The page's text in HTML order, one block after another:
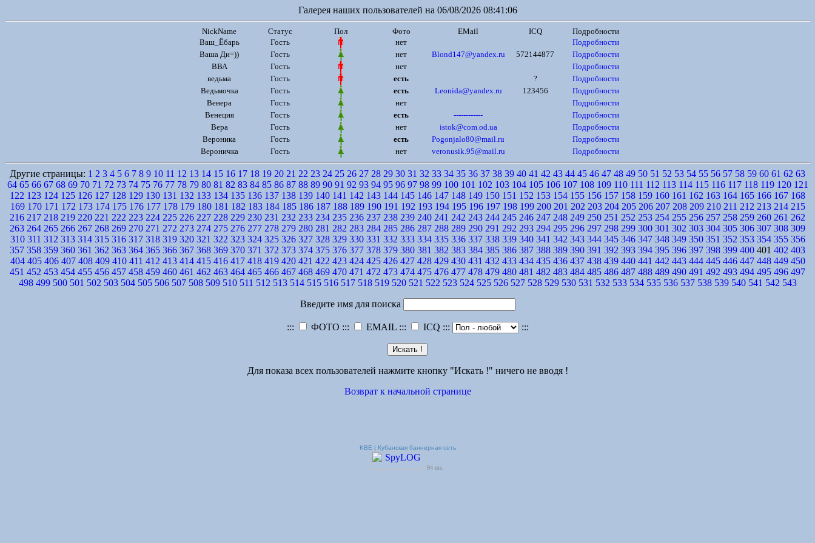
Галерея наших пользователей на 06/08/2026 08:41:06
NickName Статус Пол Фото EMail ICQ
Подробности
Ваш_Ёбарь
Гость нет
Подробности
Ваша Ди=))
Гость нет Blond147@yandex.ru 572144877
Подробности
ВВА
Гость нет
Подробности
ведьма
Гость есть ?
Подробности
Ведьмочка
Гость есть Leonida@yandex.ru 123456
Подробности
Венера
Гость нет
Подробности
Венеция
Гость есть ------------
Подробности
Вера
Гость нет istok@com.od.ua
Подробности
Вероника
Гость есть Pogonjalo80@mail.ru
Подробности
Вероничка
Гость нет veronusik.95@mail.ru Подробности
Другие страницы: 1 2 3 4 5 6 7 8 9 10 11 12 13 14 15 16 17 18 19 20 21 22 23 24 25 26 27 28 29 30 31 32 33 34 35 36 37 38 39 40 41 42 43 44 45 46 47 48 49 50 51 52 53 54 55 56 57 58 59 60 61 62 63
64 65 66 67 68 69 70 71 72 73 74 75 76 77 78 79 80 81 82 83 84 85 86 87 88 89 90 91 92 93 94 95 96 97 98 99 100 101 102 103 104 105 106 107 108 109 110 111 112 113 114 115 116 117 118 119 120 121
122 123 124 125 126 127 128 129 130 131 132 133 134 135 136 137 138 139 140 141 142 143 144 145 146 147 148 149 150 151 152 153 154 155 156 157 158 159 160 161 162 163 164 165 166 167 168
169 170 171 172 173 174 175 176 177 178 179 180 181 182 183 184 185 186 187 188 189 190 191 192 193 194 195 196 197 198 199 200 201 202 203 204 205 206 207 208 209 210 211 212 213 214 215
216 217 218 219 220 221 222 223 224 225 226 227 228 229 230 231 232 233 234 235 236 237 238 239 240 241 242 243 244 245 246 247 248 249 250 251 252 253 254 255 256 257 258 259 260 261 262
263 264 265 266 267 268 269 270 271 272 273 274 275 276 277 278 279 280 281 282 283 284 285 286 287 288 289 290 291 292 293 294 295 296 297 298 299 300 301 302 303 304 305 306 307 308 309
310 311 312 313 314 315 316 317 318 319 320 321 322 323 324 325 326 327 328 329 330 331 332 333 334 335 336 337 338 339 340 341 342 343 344 345 346 347 348 349 350 351 352 353 354 355 356
357 358 359 360 361 362 363 364 365 366 367 368 369 370 371 372 373 374 375 376 377 378 379 380 381 382 383 384 385 386 387 388 389 390 391 392 393 394 395 396 397 398 399 400 401 402 403
404 405 406 407 408 409 410 411 412 413 414 415 416 417 418 419 420 421 422 423 424 425 426 427 428 429 430 431 432 433 434 435 436 437 438 439 440 441 442 443 444 445 446 447 448 449 450
451 452 453 454 455 456 457 458 459 460 461 462 463 464 465 466 467 468 469 470 471 472 473 474 475 476 477 478 479 480 481 482 483 484 485 486 487 488 489 490 491 492 493 494 495 496 497
498 499 500 501 502 503 504 505 506 507 508 509 510 511 512 513 514 515 516 517 518 519 520 521 522 523 524 525 526 527 528 529 530 531 532 533 534 535 536 537 538 539 540 541 542 543
Введите имя для поиска
::: ФОТО ::: EMAIL ::: ICQ ::: :::
Для показа всех пользователей нажмите кнопку "Искать !" ничего не вводя !
Возврат к начальной странице
KBE | Кубанская баннерная сеть
94 ms.